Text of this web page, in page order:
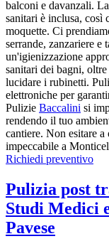
balconi e davanzali.
sanitari è inclusa, così
moquette. Ci
serrande, zanzariere e
un'igienizzazione
sanitari dei bagni,
lucidare i rubinetti.
elettroniche per
Pulizie Baccalini si
rendendo il tuo
cantiere. Non esitare
impeccabile a
Richiedi preventivo
Pulizia post
Studi Medici
Pavese